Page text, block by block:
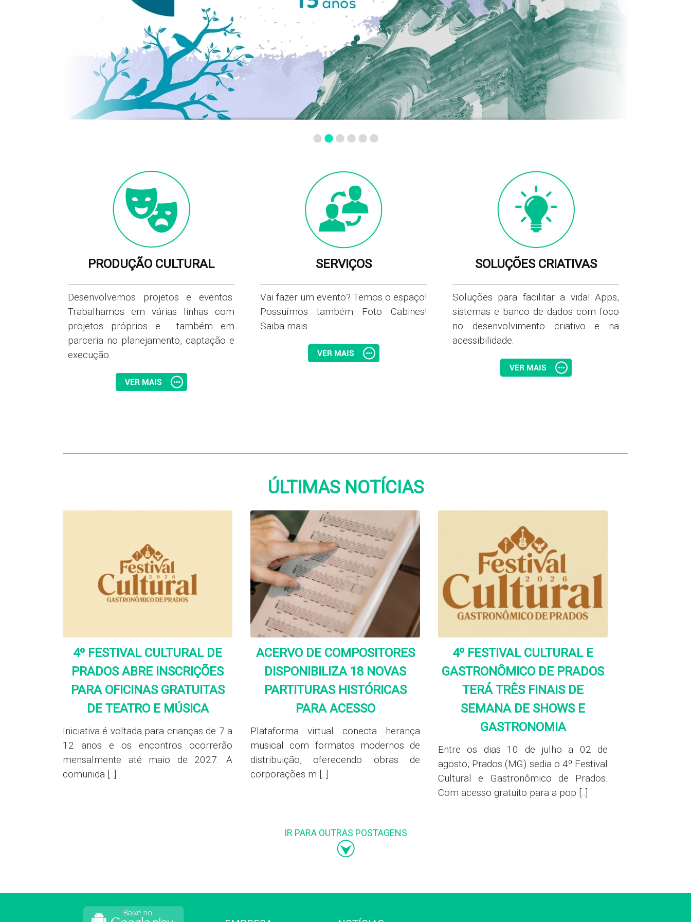
PRODUÇÃO CULTURAL
Desenvolvemos projetos e eventos.
Trabalhamos em várias linhas com
projetos próprios e também em
parceria no planejamento, captação e
execução.
SERVIÇOS
Vai fazer um evento? Temos o espaço!
Possuímos também Foto Cabines!
Saiba mais.
SOLUÇÕES CRIATIVAS
Soluções para facilitar a vida! Apps,
sistemas e banco de dados com foco
no desenvolvimento criativo e na
acessibilidade.
ÚLTIMAS NOTÍCIAS
4º FESTIVAL CULTURAL DE
PRADOS ABRE INSCRIÇÕES
PARA OFICINAS GRATUITAS
DE TEATRO E MÚSICA
Iniciativa é voltada para crianças de 7 a
12 anos e os encontros ocorrerão
mensalmente até maio de 2027. A
comunida [..]
ACERVO DE COMPOSITORES
DISPONIBILIZA 18 NOVAS
PARTITURAS HISTÓRICAS
PARA ACESSO
Plataforma virtual conecta herança
musical com formatos modernos de
distribuição, oferecendo obras de
corporações m [..]
4º FESTIVAL CULTURAL E
GASTRONÔMICO DE PRADOS
TERÁ TRÊS FINAIS DE
SEMANA DE SHOWS E
GASTRONOMIA
Entre os dias 10 de julho a 02 de
agosto, Prados (MG) sedia o 4º Festival
Cultural e Gastronômico de Prados.
Com acesso gratuito para a pop [..]
IR PARA OUTRAS POSTAGENS